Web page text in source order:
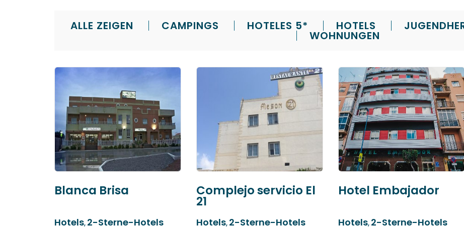
ALLE ZEIGEN CAMPINGS HOTELES 5* HOTELS
WOHNUNGEN
Blanca Brisa
Hotels, 2-Sterne-Hotels
Complejo servicio El
21
Hotels, 2-Sterne-Hotels
Hotel Embajador
Hotels, 2-Sterne-Hotels